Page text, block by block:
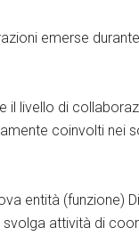
emerse
il livello di
coinvolti nei
entità (funzione)
svolga attività di